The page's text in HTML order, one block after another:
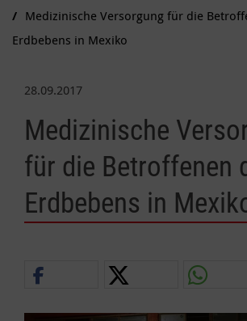
Medizinische Versorgung für die
Erdbebens in Mexiko
28.09.2017
Medizinische
für die Betroffenen
Erdbebens in